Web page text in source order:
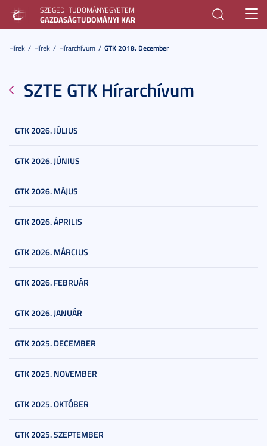
SZEGEDI TUDOMÁNYEGYETEM
GAZDASÁGTUDOMÁNYI KAR
Hírek Hírek Hírarchívum GTK 2018. December
SZTE GTK Hírarchívum
GTK 2026. JÚLIUS
GTK 2026. JÚNIUS
GTK 2026. MÁJUS
GTK 2026. ÁPRILIS
GTK 2026. MÁRCIUS
GTK 2026. FEBRUÁR
GTK 2026. JANUÁR
GTK 2025. DECEMBER
GTK 2025. NOVEMBER
GTK 2025. OKTÓBER
GTK 2025. SZEPTEMBER